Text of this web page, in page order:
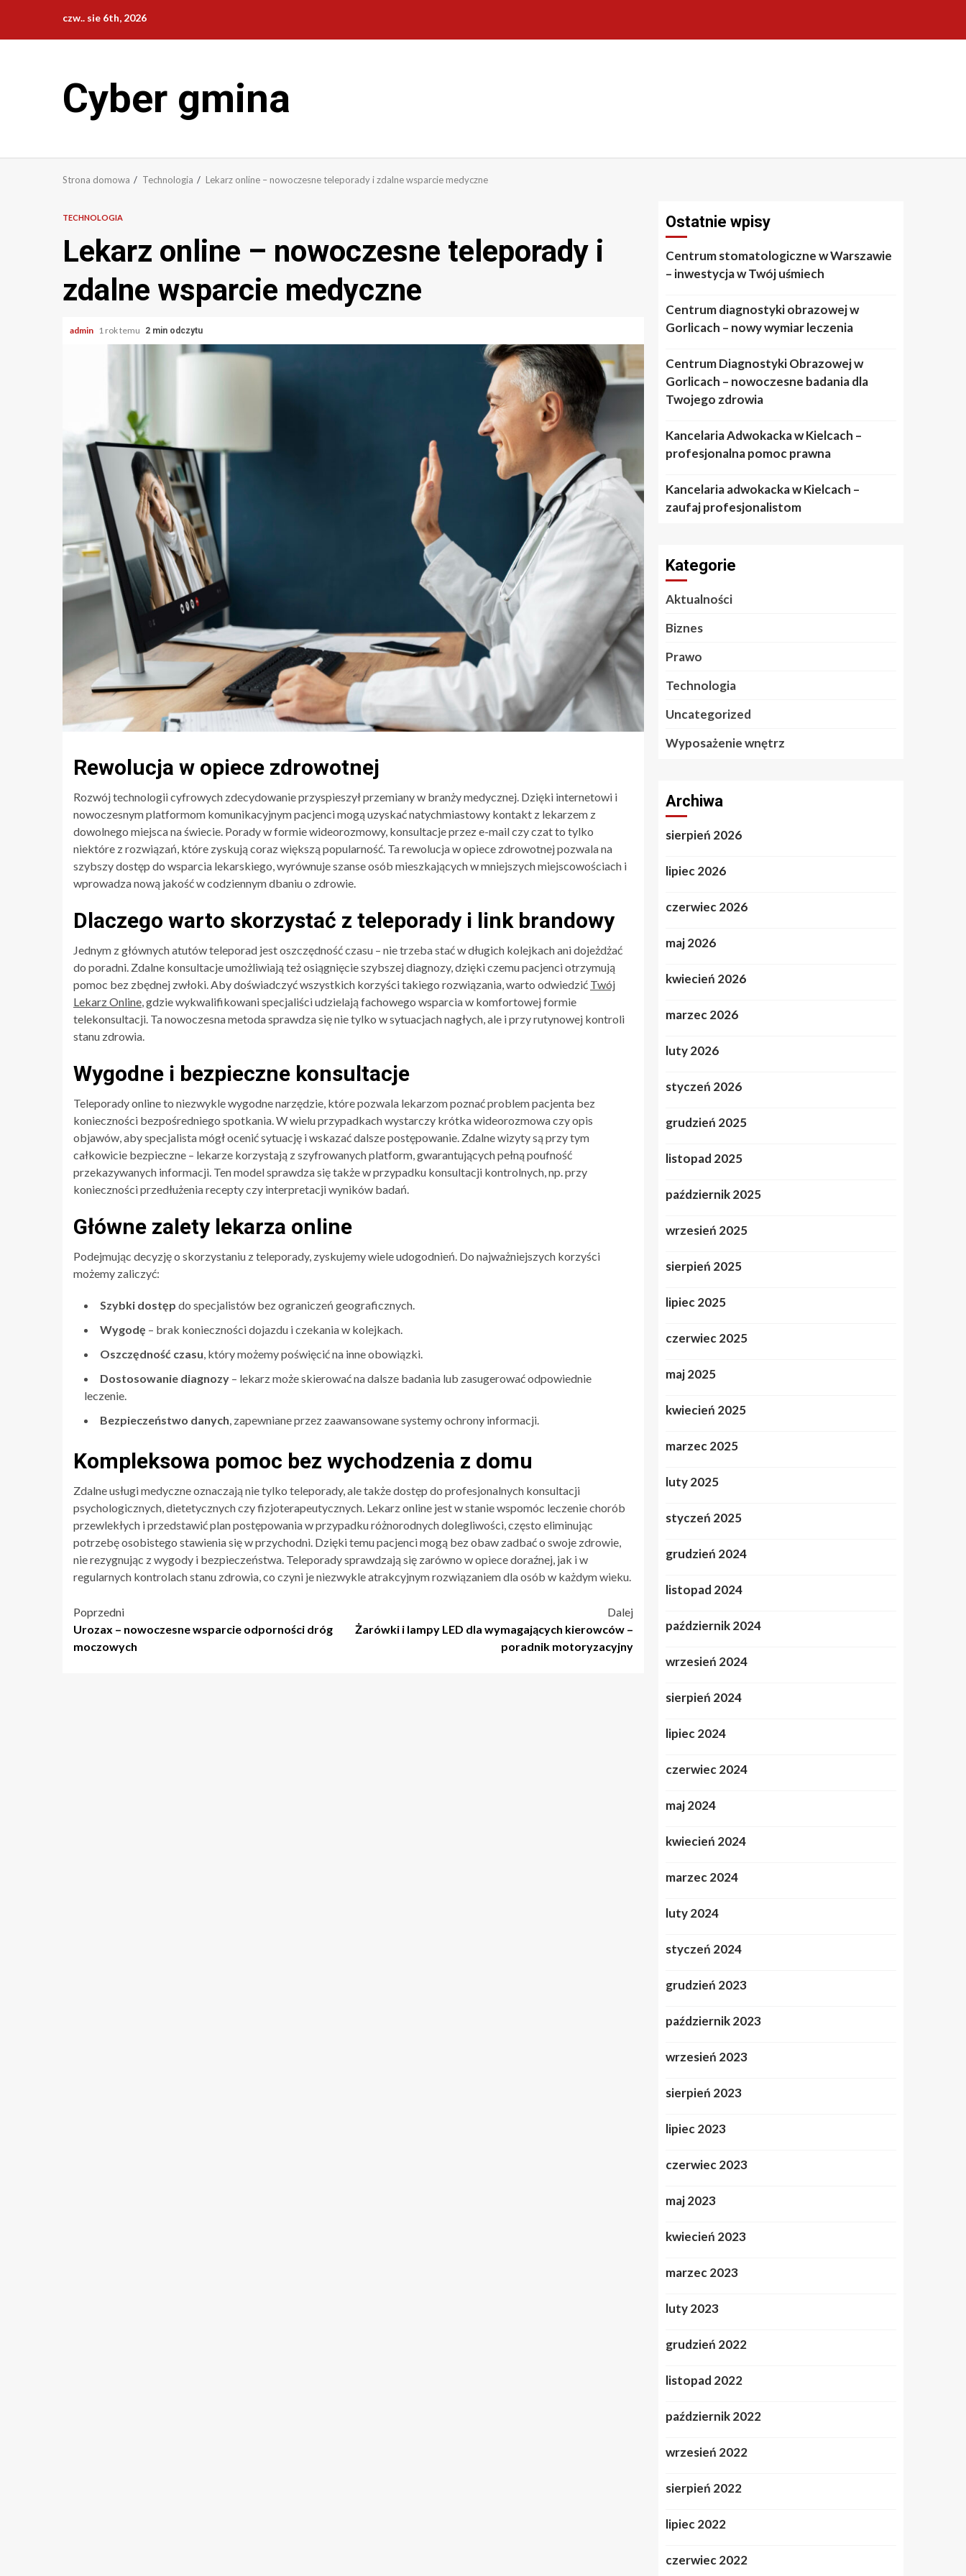
treści
czw.. sie 6th, 2026
Cyber gmina
Strona domowa Technologia Lekarz online – nowoczesne teleporady i zdalne wsparcie medyczne
TECHNOLOGIA
Lekarz online – nowoczesne teleporady i
zdalne wsparcie medyczne
admin 1 rok temu 2 min odczytu
Rewolucja w opiece zdrowotnej
Rozwój technologii cyfrowych zdecydowanie przyspieszył przemiany w branży medycznej. Dzięki internetowi i
nowoczesnym platformom komunikacyjnym pacjenci mogą uzyskać natychmiastowy kontakt z lekarzem z
dowolnego miejsca na świecie. Porady w formie wideorozmowy, konsultacje przez e-mail czy czat to tylko
niektóre z rozwiązań, które zyskują coraz większą popularność. Ta rewolucja w opiece zdrowotnej pozwala na
szybszy dostęp do wsparcia lekarskiego, wyrównuje szanse osób mieszkających w mniejszych miejscowościach i
wprowadza nową jakość w codziennym dbaniu o zdrowie.
Dlaczego warto skorzystać z teleporady i link brandowy
Jednym z głównych atutów teleporad jest oszczędność czasu – nie trzeba stać w długich kolejkach ani dojeżdżać
do poradni. Zdalne konsultacje umożliwiają też osiągnięcie szybszej diagnozy, dzięki czemu pacjenci otrzymują
pomoc bez zbędnej zwłoki. Aby doświadczyć wszystkich korzyści takiego rozwiązania, warto odwiedzić Twój
Lekarz Online , gdzie wykwalifikowani specjaliści udzielają fachowego wsparcia w komfortowej formie
telekonsultacji. Ta nowoczesna metoda sprawdza się nie tylko w sytuacjach nagłych, ale i przy rutynowej kontroli
stanu zdrowia.
Wygodne i bezpieczne konsultacje
Teleporady online to niezwykle wygodne narzędzie, które pozwala lekarzom poznać problem pacjenta bez
konieczności bezpośredniego spotkania. W wielu przypadkach wystarczy krótka wideorozmowa czy opis
objawów, aby specjalista mógł ocenić sytuację i wskazać dalsze postępowanie. Zdalne wizyty są przy tym
całkowicie bezpieczne – lekarze korzystają z szyfrowanych platform, gwarantujących pełną poufność
przekazywanych informacji. Ten model sprawdza się także w przypadku konsultacji kontrolnych, np. przy
konieczności przedłużenia recepty czy interpretacji wyników badań.
Główne zalety lekarza online
Podejmując decyzję o skorzystaniu z teleporady, zyskujemy wiele udogodnień. Do najważniejszych korzyści
możemy zaliczyć:
Szybki dostęp do specjalistów bez ograniczeń geograficznych.
Wygodę – brak konieczności dojazdu i czekania w kolejkach.
Oszczędność czasu , który możemy poświęcić na inne obowiązki.
Dostosowanie diagnozy – lekarz może skierować na dalsze badania lub zasugerować odpowiednie
leczenie.
Bezpieczeństwo danych , zapewniane przez zaawansowane systemy ochrony informacji.
Kompleksowa pomoc bez wychodzenia z domu
Zdalne usługi medyczne oznaczają nie tylko teleporady, ale także dostęp do profesjonalnych konsultacji
psychologicznych, dietetycznych czy fizjoterapeutycznych. Lekarz online jest w stanie wspomóc leczenie chorób
przewlekłych i przedstawić plan postępowania w przypadku różnorodnych dolegliwości, często eliminując
potrzebę osobistego stawienia się w przychodni. Dzięki temu pacjenci mogą bez obaw zadbać o swoje zdrowie,
nie rezygnując z wygody i bezpieczeństwa. Teleporady sprawdzają się zarówno w opiece doraźnej, jak i w
regularnych kontrolach stanu zdrowia, co czyni je niezwykle atrakcyjnym rozwiązaniem dla osób w każdym wieku.
Nawigacja
wpisu
Poprzedni
Urozax – nowoczesne wsparcie odporności dróg
moczowych
Dalej
Żarówki i lampy LED dla wymagających kierowców –
poradnik motoryzacyjny
Ostatnie wpisy
Centrum stomatologiczne w Warszawie
– inwestycja w Twój uśmiech
Centrum diagnostyki obrazowej w
Gorlicach – nowy wymiar leczenia
Centrum Diagnostyki Obrazowej w
Gorlicach – nowoczesne badania dla
Twojego zdrowia
Kancelaria Adwokacka w Kielcach –
profesjonalna pomoc prawna
Kancelaria adwokacka w Kielcach –
zaufaj profesjonalistom
Kategorie
Aktualności
Biznes
Prawo
Technologia
Uncategorized
Wyposażenie wnętrz
Archiwa
sierpień 2026
lipiec 2026
czerwiec 2026
maj 2026
kwiecień 2026
marzec 2026
luty 2026
styczeń 2026
grudzień 2025
listopad 2025
październik 2025
wrzesień 2025
sierpień 2025
lipiec 2025
czerwiec 2025
maj 2025
kwiecień 2025
marzec 2025
luty 2025
styczeń 2025
grudzień 2024
listopad 2024
październik 2024
wrzesień 2024
sierpień 2024
lipiec 2024
czerwiec 2024
maj 2024
kwiecień 2024
marzec 2024
luty 2024
styczeń 2024
grudzień 2023
październik 2023
wrzesień 2023
sierpień 2023
lipiec 2023
czerwiec 2023
maj 2023
kwiecień 2023
marzec 2023
luty 2023
grudzień 2022
listopad 2022
październik 2022
wrzesień 2022
sierpień 2022
lipiec 2022
czerwiec 2022